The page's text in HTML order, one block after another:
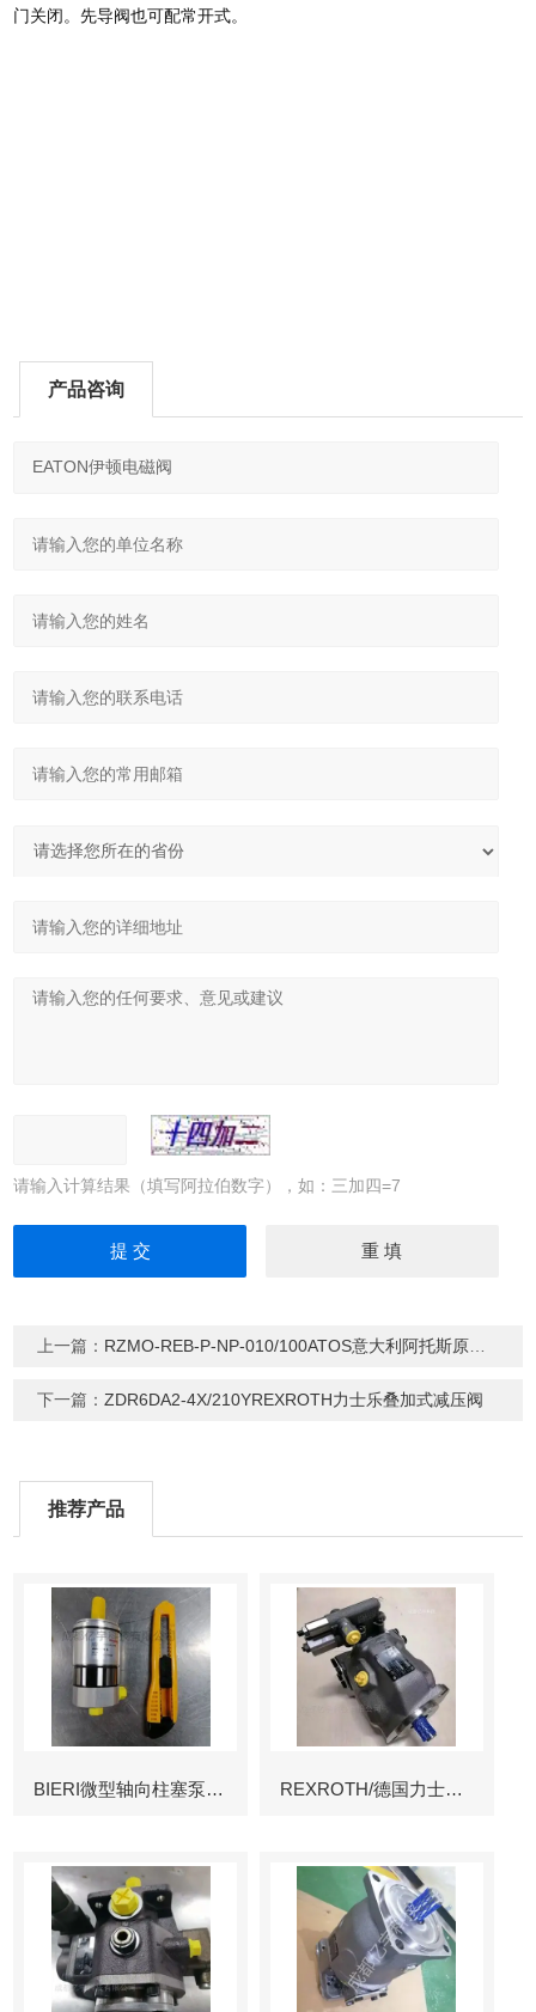
门关闭。先导阀也可配常开式。
产品咨询
请输入计算结果（填写阿拉伯数字），如：三加四=7
上一篇： RZMO-REB-P-NP-010/100ATOS意大利阿托斯原装比例阀
下一篇：ZDR6DA2-4X/210YREXROTH力士乐叠加式减压阀
推荐产品
BIERI微型轴向柱塞泵AKP REXROTH/德国力士乐叶片泵